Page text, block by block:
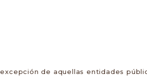
de aquellas entidades